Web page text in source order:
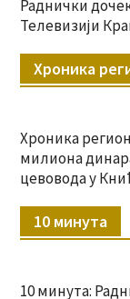
Раднички
Телевизији
Хроника
Хроника
милиона
цевовода у
10 минута
10 минута: